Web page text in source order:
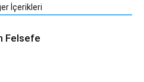
İçerikleri
Felsefe